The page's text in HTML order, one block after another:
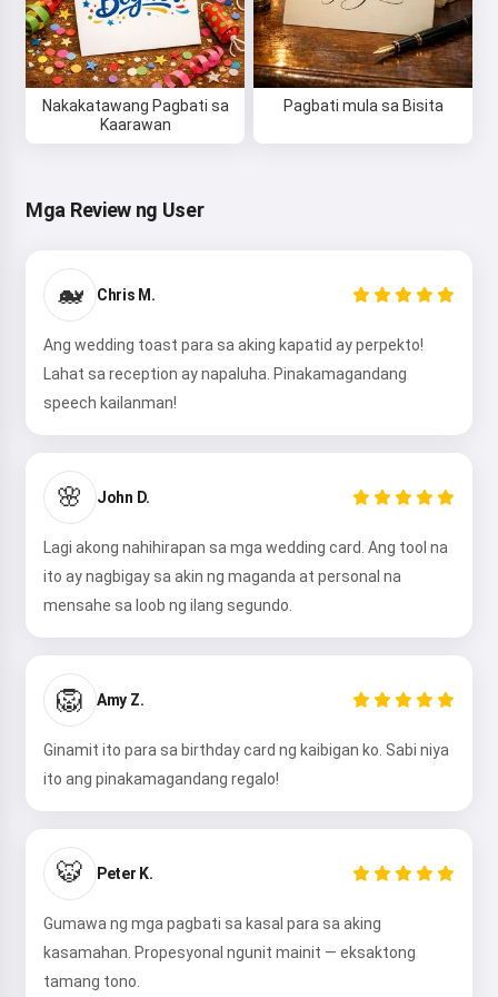
Nakakatawang Pagbati sa
Kaarawan
Pagbati mula sa Bisita
Mga Review ng User
🐋 Chris M.
Ang wedding toast para sa aking kapatid ay perpekto!
Lahat sa reception ay napaluha. Pinakamagandang
speech kailanman!
🌸 John D.
Lagi akong nahihirapan sa mga wedding card. Ang tool na
ito ay nagbigay sa akin ng maganda at personal na
mensahe sa loob ng ilang segundo.
🦁 Amy Z.
Ginamit ito para sa birthday card ng kaibigan ko. Sabi niya
ito ang pinakamagandang regalo!
🐯 Peter K.
Gumawa ng mga pagbati sa kasal para sa aking
kasamahan. Propesyonal ngunit mainit — eksaktong
tamang tono.
Tinatanggap ko ang: Mga Tuntunin ng Serbisyo,
Patakaran sa Privacy,
Patakaran sa Refund